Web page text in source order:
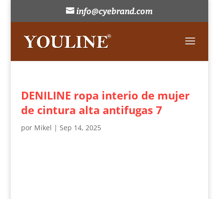
info@cyebrand.com
DENILINE ropa interio de mujer
de cintura alta antifugas 7
por Mikel | Sep 14, 2025